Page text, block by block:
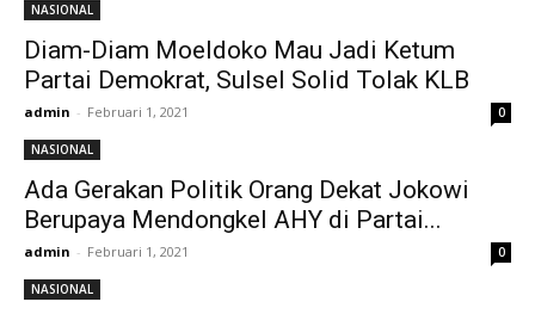
NASIONAL
Diam-Diam Moeldoko Mau Jadi Ketum
Partai Demokrat, Sulsel Solid Tolak KLB
admin - Februari 1, 2021 0
NASIONAL
Ada Gerakan Politik Orang Dekat Jokowi
Berupaya Mendongkel AHY di Partai...
admin - Februari 1, 2021 0
NASIONAL